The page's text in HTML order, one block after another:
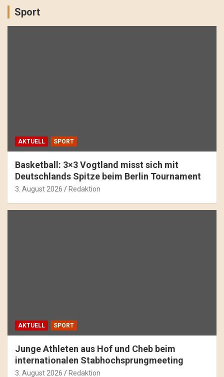
Sport
AKTUELL SPORT
Basketball: 3×3 Vogtland misst sich mit
Deutschlands Spitze beim Berlin Tournament
3. August 2026 Redaktion
AKTUELL SPORT
Junge Athleten aus Hof und Cheb beim
internationalen Stabhochsprungmeeting
3. August 2026 Redaktion